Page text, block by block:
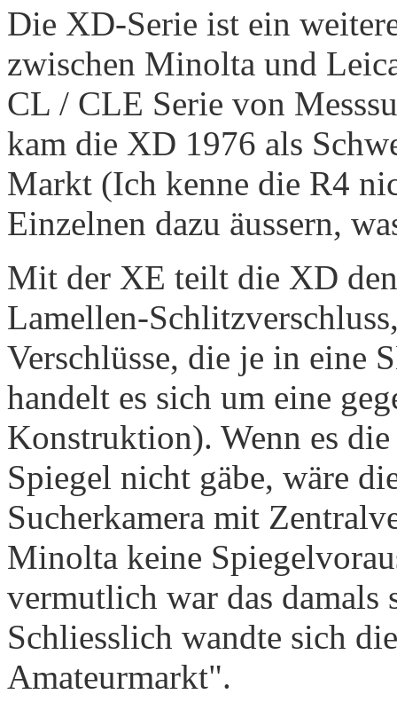
Die XD-Serie ist ein
zwischen Minolta und
CL / CLE Serie von
kam die XD 1976 als
Markt (Ich kenne die R4
Einzelnen dazu äussern,
Mit der XE teilt die XD
Lamellen-
Verschlüsse, die je in eine
handelt es sich um eine
Konstruktion). Wenn es
Spiegel nicht gäbe, wäre
Sucherkamera mit
Minolta keine
vermutlich war das
Schliesslich wandte sich
Amateurmarkt".